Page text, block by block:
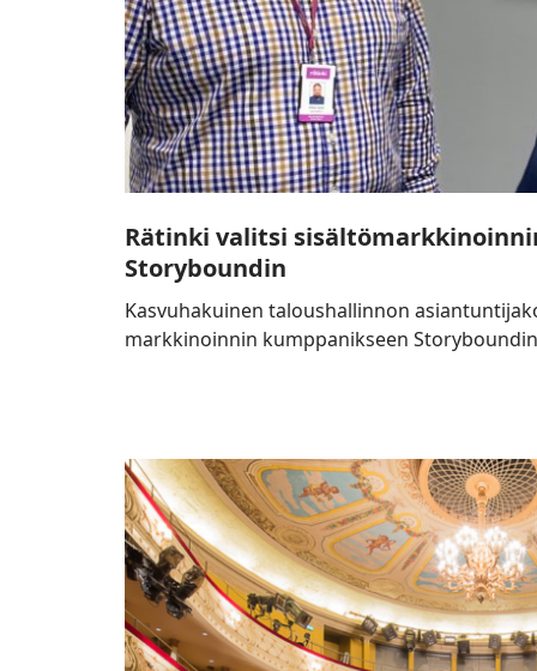
Rätinki valitsi
Storyboundin
Kasvuhakuinen taloushallinnon
markkinoinnin kumppanikseen
Svenska
Teatern
Storybound
1,5
vuoden
yhteiseen